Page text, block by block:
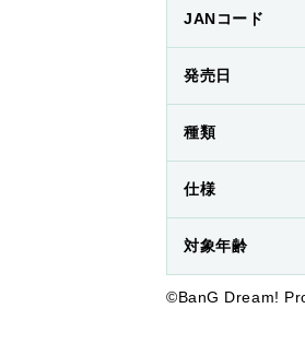
JANコード
発売日
種類
仕様
対象年齢
©BanG Dream!